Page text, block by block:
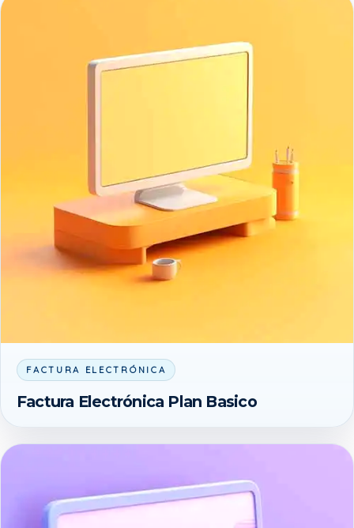
FACTURA ELECTRÓNICA
Factura Electrónica Plan Basico